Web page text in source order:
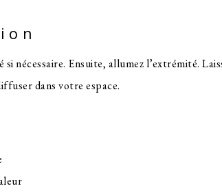
nécessaire. Ensuite, allumez l’extrémité.
dans votre espace.